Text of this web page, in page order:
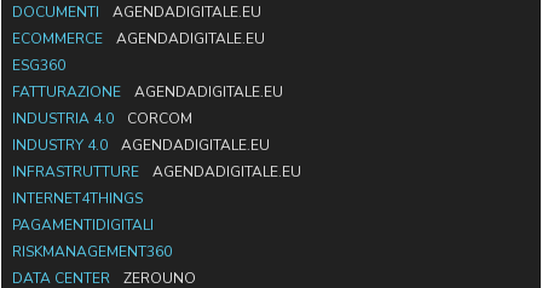
DOCUMENTI
AGENDADIGITALE.EU
ECOMMERCE
AGENDADIGITALE.EU
ESG360
FATTURAZIONE
AGENDADIGITALE.EU
INDUSTRIA 4.0
CORCOM
INDUSTRY 4.0
AGENDADIGITALE.EU
INFRASTRUTTURE
AGENDADIGITALE.EU
INTERNET4THINGS
PAGAMENTIDIGITALI
RISKMANAGEMENT360
DATA CENTER
ZEROUNO